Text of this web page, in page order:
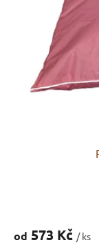
je
od 573 Kč / ks